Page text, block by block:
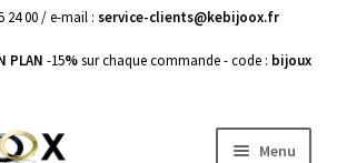
24 00 / e-mail : service-clients@kebijoox.fr
PLAN -15%sur chaque commande - code : bijoux
Menu